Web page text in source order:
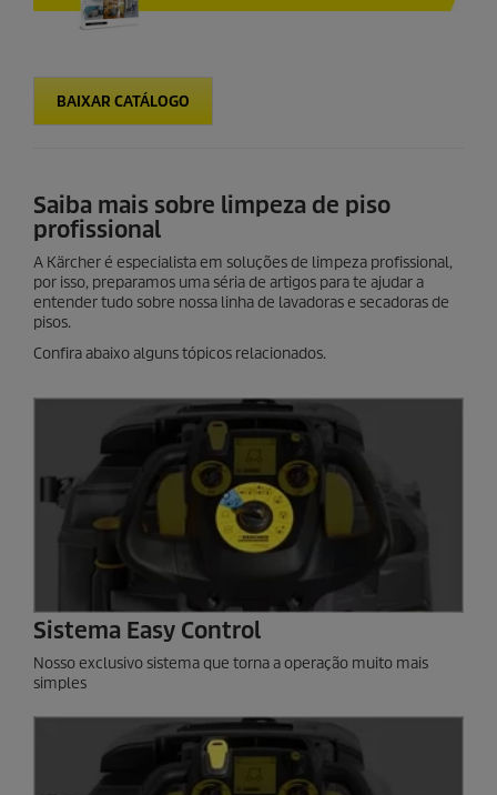
BAIXAR CATÁLOGO
Saiba mais sobre limpeza de piso
profissional
A Kärcher é especialista em soluções de limpeza profissional,
por isso, preparamos uma séria de artigos para te ajudar a
entender tudo sobre nossa linha de lavadoras e secadoras de
pisos.
Confira abaixo alguns tópicos relacionados.
Sistema Easy Control
Nosso exclusivo sistema que torna a operação muito mais
simples